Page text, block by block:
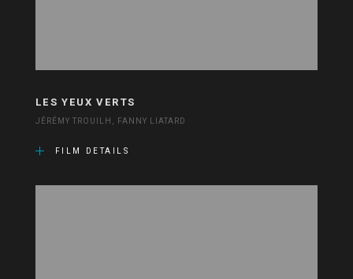
LES YEUX VERTS
JÉRÉMY TROUILH, FANNY LIATARD
FILM DETAILS